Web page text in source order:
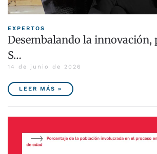
EXPERTOS
Desembalando la innovación,
S…
14 de junio de 2026
LEER MÁS »